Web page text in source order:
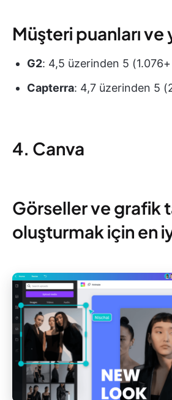
Müşteri puanları ve
G2: 4,5 üzerinden 5
Capterra: 4,7 üzerinden 5
4. Canva
Görseller ve grafik
oluşturmak için en